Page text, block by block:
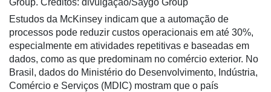
Group. Créditos: divulgação/Saygo Group
Estudos da McKinsey indicam que a automação de
processos pode reduzir custos operacionais em até 30%,
especialmente em atividades repetitivas e baseadas em
dados, como as que predominam no comércio exterior. No
Brasil, dados do Ministério do Desenvolvimento, Indústria,
Comércio e Serviços (MDIC) mostram que o país